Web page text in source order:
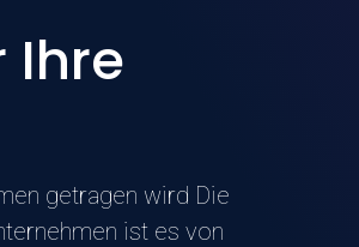
Ihre
getragen wird Die
ist es von